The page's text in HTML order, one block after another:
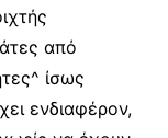
από
ίσως
ενδιαφέρον,